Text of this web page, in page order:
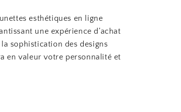
esthétiques en ligne
une expérience d’achat
sophistication des designs
en valeur votre personnalité et